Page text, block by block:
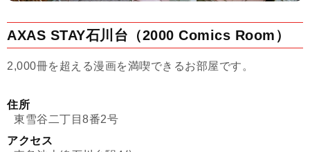
AXAS STAY石川台（2000 Comics Room）
2,000冊を超える漫画を満喫できるお部屋です。
住所
東雪谷二丁目8番2号
アクセス